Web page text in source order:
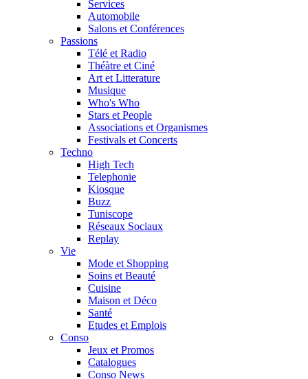
Services
Automobile
Salons et Conférences
Passions
Télé et Radio
Théàtre et Ciné
Art et Litterature
Musique
Who's Who
Stars et People
Associations et Organismes
Festivals et Concerts
Techno
High Tech
Telephonie
Kiosque
Buzz
Tuniscope
Réseaux Sociaux
Replay
Vie
Mode et Shopping
Soins et Beauté
Cuisine
Maison et Déco
Santé
Etudes et Emplois
Conso
Jeux et Promos
Catalogues
Conso News